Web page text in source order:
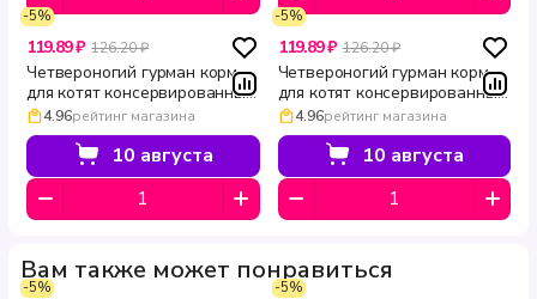
-5%
119.89 ₽ 126.20 ₽
Четвероногий гурман корм
для котят консервированный
Перепелка 100 г
4.96рейтинг магазина
10 августа
-5%
119.89 ₽ 126.20 ₽
Четвероногий гурман корм
для котят консервированный
с курицей 100 г
4.96рейтинг магазина
10 августа
Вам также может понравиться
-5% -5%